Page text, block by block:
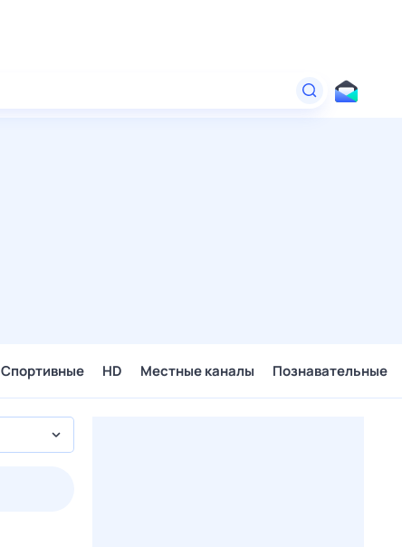
Спортивные HD Местные каналы Познавательные